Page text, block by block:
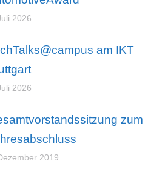
2026
am IKT
2026
zum
2019